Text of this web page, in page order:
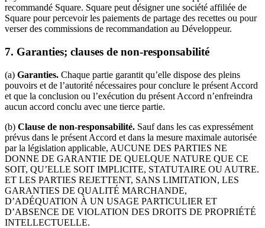
recommandé Square. Square peut désigner une société affiliée de
Square pour percevoir les paiements de partage des recettes ou pour
verser des commissions de recommandation au Développeur.
7. Garanties; clauses de non-responsabilité
(a) Garanties. Chaque partie garantit qu’elle dispose des pleins
pouvoirs et de l’autorité nécessaires pour conclure le présent Accord
et que la conclusion ou l’exécution du présent Accord n’enfreindra
aucun accord conclu avec une tierce partie.
(b) Clause de non-responsabilité. Sauf dans les cas expressément
prévus dans le présent Accord et dans la mesure maximale autorisée
par la législation applicable, AUCUNE DES PARTIES NE
DONNE DE GARANTIE DE QUELQUE NATURE QUE CE
SOIT, QU’ELLE SOIT IMPLICITE, STATUTAIRE OU AUTRE.
ET LES PARTIES REJETTENT, SANS LIMITATION, LES
GARANTIES DE QUALITÉ MARCHANDE,
D’ADÉQUATION À UN USAGE PARTICULIER ET
D’ABSENCE DE VIOLATION DES DROITS DE PROPRIÉTÉ
INTELLECTUELLE.